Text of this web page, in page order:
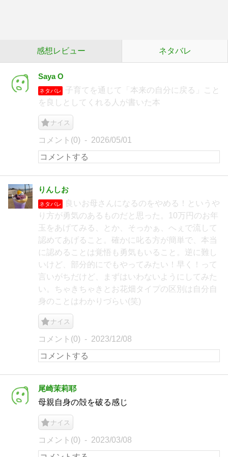
感想レビュー ネタバレ
Saya O
ネタバレ
子育てを通じて「本来の自分に戻る」こと
を良しとしてくれる人が書いた本
ナイス
コメント(0) 2026/05/01
りんしお
ネタバレ
良いお母さんになるのをやめる！というや
り方が勇気のあるものだと思った。10万円のお年
玉をあげてみる、とか、そっかぁ、へぇで流して
認めてあげること。確かに叱る方が簡単で、本当
に認めることは覚悟も勇気もいること。逆に難し
いけど、部分的にでもやってみたい！早く！って
言いがちだけど、まずはいわないようにしてみた
い。ちゃきちゃきとお花畑タイプの区別は自分自
身のことはわかりづらい(笑)
ナイス
コメント(0) 2023/12/08
尾崎茉莉耶
母親自身の殻を破る感じ
ナイス
コメント(0) 2023/03/08